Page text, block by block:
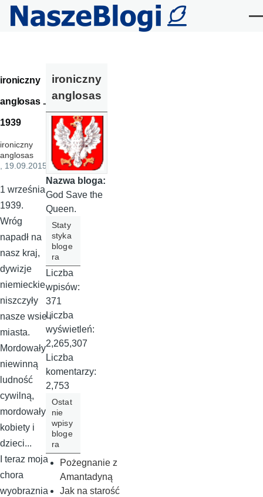
Przejdź do treści
ironiczny
anglosas ...
1939
ironiczny
anglosas
, 19.09.2015
1 września
1939.
Wróg
napadł na
nasz kraj,
dywizje
niemieckie
niszczyły
nasze wsie i
miasta.
Mordowały
niewinną
ludność
cywilną,
mordowały
kobiety i
dzieci...
I teraz moja
chora
wyobraznia
ironiczny
anglosas
Nazwa bloga:
God Save the
Queen.
Staty
styka
bloge
ra
Liczba
wpisów:
371
Liczba
wyświetleń:
2,265,307
Liczba
komentarzy:
2,753
Ostat
nie
wpisy
bloge
ra
Pożegnanie z
Amantadyną
Jak na starość